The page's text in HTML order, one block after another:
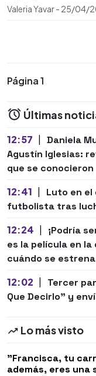
Valeria Yavar- 25/04/
Página 1
Últimas
12:57 | Daniela
Agustín Iglesias:
que se conocieron
12:41 |
Luto en el
futbolista tras
12:24 |
¡Podría
es la película en
cuándo se estrena
12:02 |
Tercer
Que Decirlo" y
Lo más visto
"Francisca, tu
además, eres una